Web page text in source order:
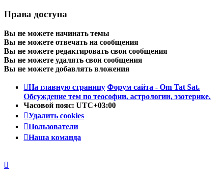
Права доступа
Вы не можете начинать темы
Вы не можете отвечать на сообщения
Вы не можете редактировать свои сообщения
Вы не можете удалять свои сообщения
Вы не можете добавлять вложения
На главную страницу Форум сайта - Om Tat Sat.
Обсуждение тем по теософии, астрологии, эзотерике.
Часовой пояс: UTC+03:00
Удалить cookies
Пользователи
Наша команда